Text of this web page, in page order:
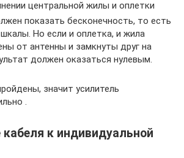
центральной жилы и оплетки
показать бесконечность, то есть
Но если и оплетка, и жила
от антенны и замкнуты друг на
должен оказаться нулевым.
значит усилитель
.
к индивидуальной